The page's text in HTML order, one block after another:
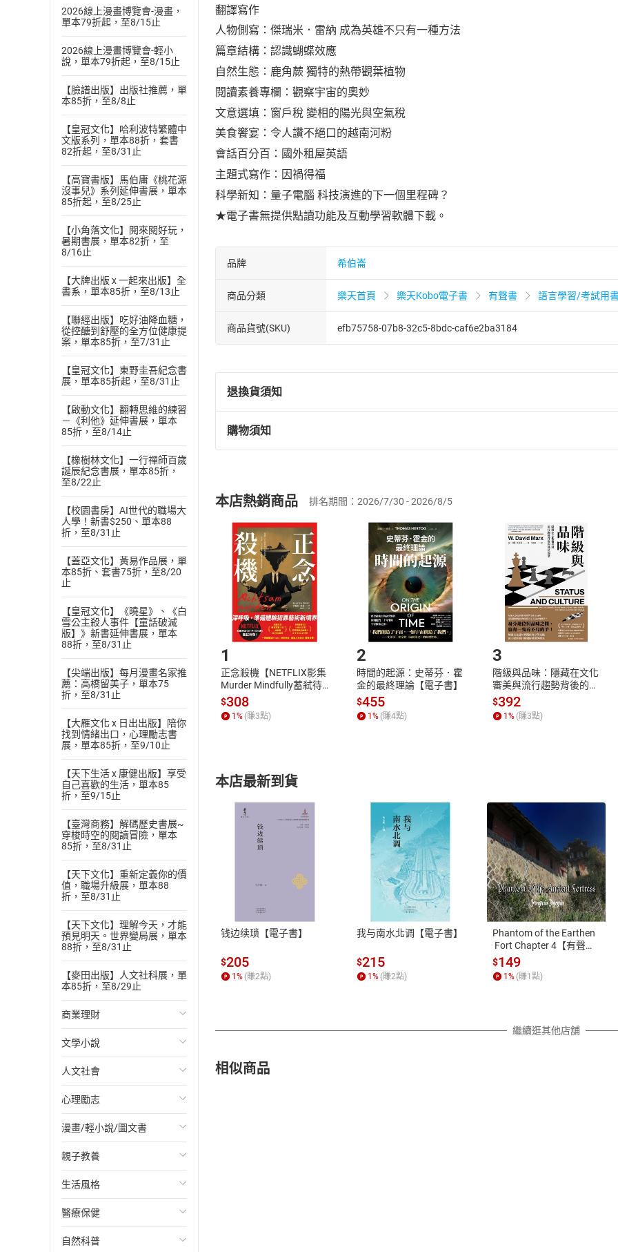
2026線上漫畫博覽會-漫畫，
單本79折起，至8/15止
2026線上漫畫博覽會-輕小
說，單本79折起，至8/15止
【臉譜出版】出版社推薦，單
本85折，至8/8止
【皇冠文化】哈利波特繁體中
文版系列，單本88折，套書
82折起，至8/31止
【高寶書版】馬伯庸《桃花源
沒事兒》系列延伸書展，單本
85折起，至8/25止
【小角落文化】閱來閱好玩，
暑期書展，單本82折，至
8/16止
【大牌出版 x 一起來出版】全
書系，單本85折，至8/13止
【聯經出版】吃好油降血糖，
從控醣到舒壓的全方位健康提
案，單本85折，至7/31止
【皇冠文化】東野圭吾紀念書
展，單本85折起，至8/31止
【啟動文化】翻轉思維的練習
－《利他》延伸書展，單本
85折，至8/14止
【橡樹林文化】一行禪師百歲
誕辰紀念書展，單本85折，
至8/22止
【校園書房】AI世代的職場大
人學！新書$250、單本88
折，至8/31止
【蓋亞文化】黃易作品展，單
本85折、套書75折，至8/20
止
【皇冠文化】《曉星》、《白
雪公主殺人事件【童話破滅
版】》新書延伸書展，單本
88折，至8/31止
【尖端出版】每月漫畫名家推
薦：高橋留美子，單本75
折，至8/31止
【大雁文化 x 日出出版】陪你
找到情緒出口，心理勵志書
展，單本85折，至9/10止
【天下生活 x 康健出版】享受
自己喜歡的生活，單本85
折，至9/15止
【臺灣商務】解碼歷史書展~
穿梭時空的閱讀冒險，單本
85折，至8/31止
【天下文化】重新定義你的價
值，職場升級展，單本88
折，至8/31止
【天下文化】理解今天，才能
預見明天。世界變局展，單本
88折，至8/31止
【麥田出版】人文社科展，單
本85折，至8/29止
商業理財
投資理財
經濟/趨勢
財務/金融
管理/領導
職場工作術
成功法
行銷/廣告
傳記
文學小說
歐美文學
日本文學
韓國文學
華文文學
經典文學
成長/家庭生活小說
懸疑/推理小說
人文社會
國際關係
政治
社會科學
台灣/中國歷史
日/韓歷史
其他歷史/史學
心理勵志
心靈成長/情緒
人際關係
兩性關係
心理學
漫畫/輕小說/圖文書
輕小說
奇幻/科幻
愛情故事
職場/社會寫實
親子教養
教育現場
兒童文學/故事
兒童科普/學習
生活風格
飲食/食譜
健身/美顏
醫療保健
健康/養生
自然科普
翻譯寫作
人物側寫：傑瑞米．雷納 成為英雄不只有一種方法
篇章結構：認識蝴蝶效應
自然生態：鹿角蕨 獨特的熱帶觀葉植物
閱讀素養專欄：觀察宇宙的奧妙
文意選填：窗戶稅 變相的陽光與空氣稅
美食饗宴：令人讚不絕口的越南河粉
會話百分百：國外租屋英語
主題式寫作：因禍得福
科學新知：量子電腦 科技演進的下一個里程碑？
★電子書無提供點讀功能及互動學習軟體下載。
品牌 希伯崙
商品分類 樂天首頁 樂天Kobo電子書 有聲書 語言學習/考試用
商品貨號(SKU) efb75758-07b8-32c5-8bdc-caf6e2ba3184
退換貨須知
退換貨規定：
(一)依消費者保護法第19條第1項後段暨通訊交易解除權合理例外情事適用
(二)消費者訂購本店鋪之商品即代表知悉本店鋪所銷售之商品為電子書，
且已下載/存取電子書，不得請求退貨退款。
退貨方式：您欲取消訂單或辦理退貨時，請登入樂天市場，並於「我的訂單
貨」，本店鋪將依您的申請進行審核，待審核通過後將為您辦理退款事宜。
請注意，樂天市場須以整筆訂單為單位進行取消/退貨，恕無法以單支商品取
購物須知
挑選商品
Choose
放入購物車
Shopping cart
登入帳號
Login
購書後，如何開始使用？
Step1.選擇閱讀載具 Step2.登入
付款方式
ATM轉帳、信用卡、LINE PAY、AFTEE
退換貨規範
本店是否提供消費者保護法七日猶
之權利，遽消費者保護法及通訊交
除權合理例外情事適用準則，依商
質各有不同規定。詳細退換貨說明
照各商品說明。
本店熱銷商品 排名期間：2026/7/30 - 2026/8/5
1
正念殺機【NETFLIX影集
Murder Mindfully蓄弒待
發】【電子書】
$308
1% (賺3點)
2
時間的起源：史蒂芬．霍
金的最終理論【電子書】
$455
1% (賺4點)
3
階級與品味：隱藏在文化
審美與流行趨勢背後的地
位渴望【電子書】
$392
1% (賺3點)
本店最新到貨
钱边续琐【電子書】
$205
1% (賺2點)
我与南水北调【電子書】
$215
1% (賺2點)
Phantom of the Earthen
Fort Chapter 4【有聲
書】
$149
1% (賺1點)
繼續逛其他店舖
相似商品